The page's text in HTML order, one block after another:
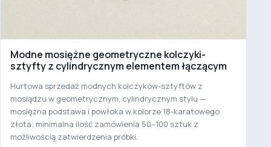
Modne mosiężne geometryczne kolczyki-
sztyfty z cylindrycznym elementem łączącym
Hurtowa sprzedaż modnych kolczyków-sztyftów z
mosiądzu w geometrycznym, cylindrycznym stylu —
mosiężna podstawa i powłoka w kolorze 18-karatowego
złota; minimalna ilość zamówienia 50–100 sztuk z
możliwością zatwierdzenia próbki.